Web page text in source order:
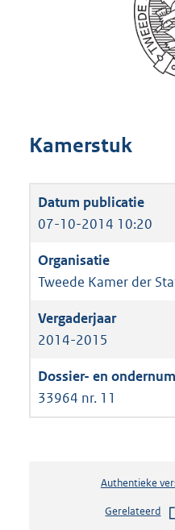
Kamerstuk
07-10-2014 10:20
Tweede Kamer der
2014-2015
33964 nr. 11
Authentieke
Gerelateerd